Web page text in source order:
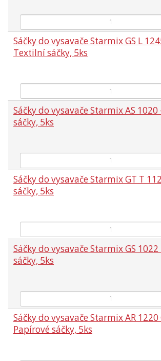
Sáčky do vysavače Starmix GS L
Textilní sáčky, 5ks
Sáčky do vysavače Starmix AS
sáčky, 5ks
Sáčky do vysavače Starmix GT T
sáčky, 5ks
Sáčky do vysavače Starmix GS
sáčky, 5ks
Sáčky do vysavače Starmix AR 1220
Papírové sáčky, 5ks